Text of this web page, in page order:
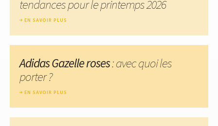
tendances pour le printemps 2026
EN SAVOIR PLUS
Adidas Gazelle roses: avec quoi les
porter ?
EN SAVOIR PLUS